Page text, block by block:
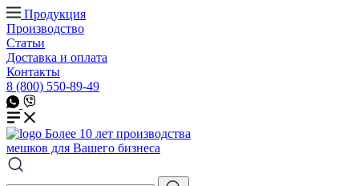
Продукция
Производство
Статьи
Доставка и оплата
Контакты
8 (800) 550-89-49
Более 10 лет производства
мешков для Вашего бизнеса